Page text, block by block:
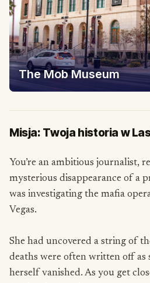
The Mob Museum
Misja: Twoja historia w
You’re an ambitious journalist,
mysterious disappearance of a
was investigating the mafia
Vegas.
She had uncovered a string of
deaths were often written off as
herself vanished. As you get